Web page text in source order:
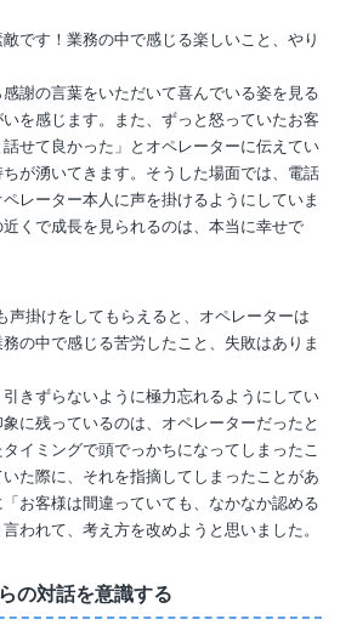
です！業務の中で感じる楽しいこと、やり
謝の言葉をいただいて喜んでいる姿を見る
を感じます。また、ずっと怒っていたお客
せて良かった」とオペレーターに伝えてい
が湧いてきます。そうした場面では、電話
レーター本人に声を掛けるようにしていま
くで成長を見られるのは、本当に幸せで
声掛けをしてもらえると、オペレーターは
の中で感じる苦労したこと、失敗はありま
きずらないように極力忘れるようにしてい
に残っているのは、オペレーターだったと
イミングで頭でっかちになってしまったこ
た際に、それを指摘してしまったことがあ
お客様は間違っていても、なかなか認める
われて、考え方を改めようと思いました。
の対話を意識する